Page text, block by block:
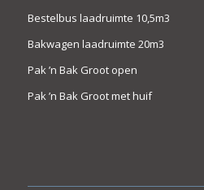
Bestelbus laadruimte 10,5m3
Bakwagen laadruimte 20m3
Pak ’n Bak Groot open
Pak ’n Bak Groot met huif